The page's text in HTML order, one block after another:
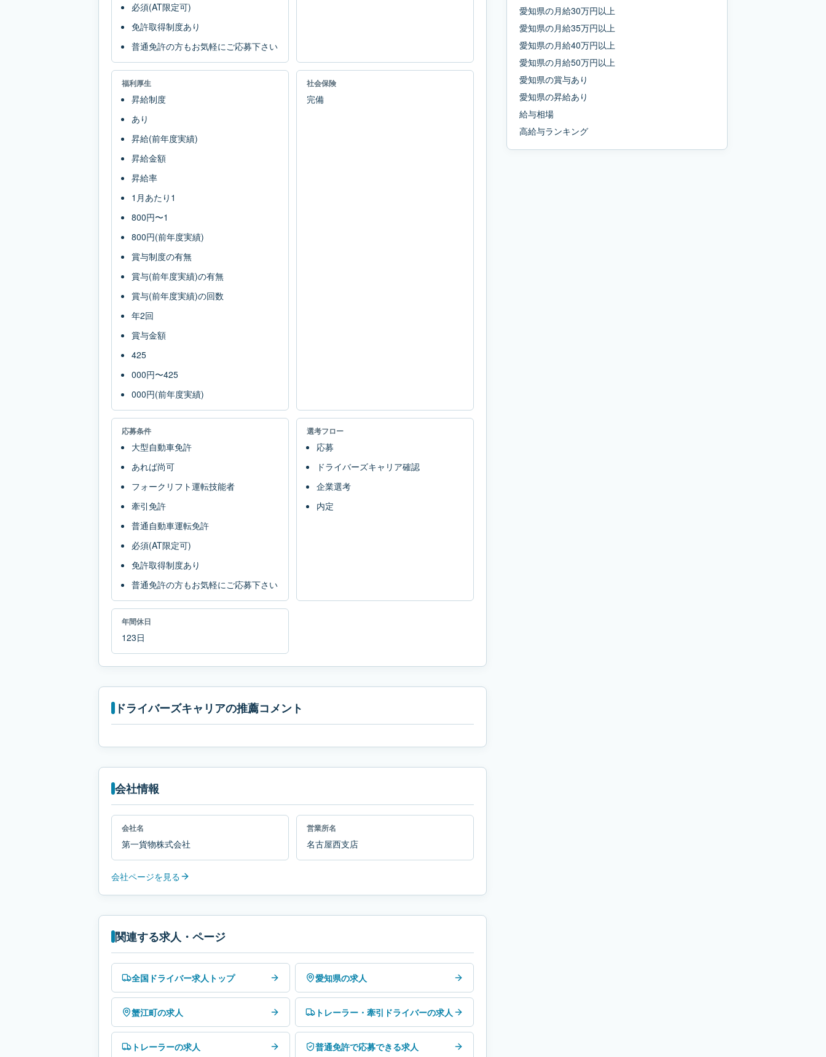
必須(AT限定可)
免許取得制度あり
普通免許の方もお気軽にご応募下さい
福利厚生
昇給制度
あり
昇給(前年度実績)
昇給金額
昇給率
1月あたり1
800円〜1
800円(前年度実績)
賞与制度の有無
賞与(前年度実績)の有無
賞与(前年度実績)の回数
年2回
賞与金額
425
000円〜425
000円(前年度実績)
社会保険
完備
応募条件
大型自動車免許
あれば尚可
フォークリフト運転技能者
牽引免許
普通自動車運転免許
必須(AT限定可)
免許取得制度あり
普通免許の方もお気軽にご応募下さい
選考フロー
応募
ドライバーズキャリア確認
企業選考
内定
年間休日
123日
ドライバーズキャリアの推薦コメント
会社情報
会社名
第一貨物株式会社
営業所名
名古屋西支店
会社ページを見る
関連する求人・ページ
全国ドライバー求人トップ 愛知県の求人
蟹江町の求人 トレーラー・牽引ドライバーの求人
トレーラーの求人 普通免許で応募できる求人
愛知県の月給30万円以上
愛知県の月給35万円以上
愛知県の月給40万円以上
愛知県の月給50万円以上
愛知県の賞与あり
愛知県の昇給あり
給与相場
高給与ランキング